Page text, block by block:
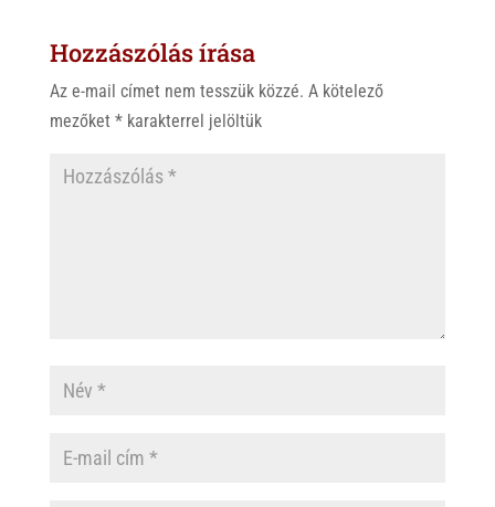
A
p
o
k
Hozzászólás írása
Az e-mail címet nem tesszük közzé. A kötelező
mezőket *karakterrel jelöltük